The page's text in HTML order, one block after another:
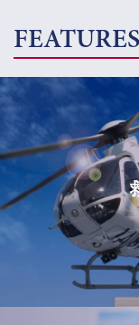
FEATURES